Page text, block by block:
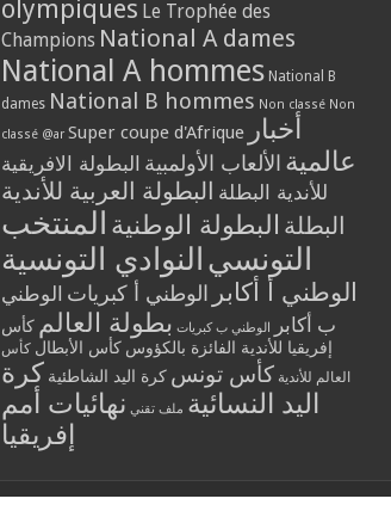
olympiques Le Trophée des
Champions National A dames
National A hommes National B
dames National B hommes Non classé Non
classé @ar Super coupe d'Afrique أخبار
عالمية الألعاب الأولمبية البطولة الافريقية
للأندية البطلة البطولة العربية للأندية
البطلة البطولة الوطنية المنتخب
التونسي النوادي التونسية
الوطني أ أكابر الوطني أ كبريات الوطني
ب أكابر
الوطني ب كبريات بطولة العالم كأس
إفريقيا للأندية الفائزة بالكؤوس كأس الأبطال كأس
العالم للأندية كأس تونس كرة اليد الشاطئية كرة
اليد النسائية ملف تقني نهائيات أمم
إفريقيا